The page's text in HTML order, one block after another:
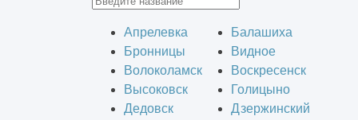
Апрелевка
Балашиха
Бронницы
Видное
Волоколамск
Воскресенск
Высоковск
Голицыно
Дедовск
Дзержинский